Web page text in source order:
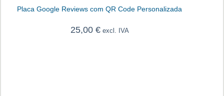
Placa Google Reviews com QR Code Personalizada
25,00 €excl. IVA